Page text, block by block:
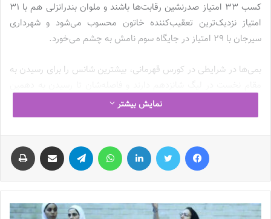
کسب 33 امتیاز صدرنشین رقابت‌ها باشند و ملوان بندرانزلی هم با 31
امتیاز نزدیک‌ترین تعقیب‌کننده خاتون محسوب می‌شود و شهرداری
سیرجان با 29 امتیاز در جایگاه سوم نامش به چشم می‌خورد.
بمی‌ها در شرایطی در کورس قهرمانی، بیشترین شانس را برای رسیدن به
قهرمانی در تاریخ لیگ برتر فوتبال زنان، کم و کم‌تر می‌شود که آن‌ها از
حیث آمار و ارقام کارنامه جالب‌توجهی را از خود به جای گذاشته‌اند.
شاگردان مرضیه جعفری در کنار حفظ روند شکست‌ناپذیری خود،
توانسته‌اند در 13 بازی، 53 گل به‌ثمر برسانند که بیشترین میزان گل زده
در فصل جاری لیگ برتر فوتبال زنان است و در فاز دفاعی هم خاتون با
دریافت تنها 4 گل، صاحب برترین خط دفاع لیگ شانزدهم است.
کورس قهرمانی لیگ برتر فوتبال زنان
در شرایطی با حضور تیم‌های خاتون
نمایش بیشتر